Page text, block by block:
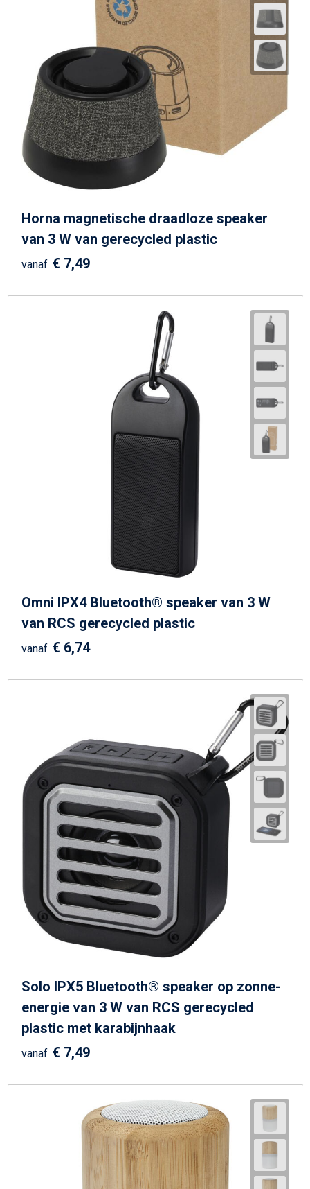
Horna magnetische draadloze speaker
van 3 W van gerecycled plastic
vanaf € 7,49
Omni IPX4 Bluetooth® speaker van 3 W
van RCS gerecycled plastic
vanaf € 6,74
Solo IPX5 Bluetooth® speaker op zonne-
energie van 3 W van RCS gerecycled
plastic met karabijnhaak
vanaf € 7,49